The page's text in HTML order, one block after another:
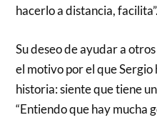
hacerlo a distancia, facilita”.
Su deseo de ayudar a
el motivo por el que
historia: siente que tiene
“Entiendo que hay mucha